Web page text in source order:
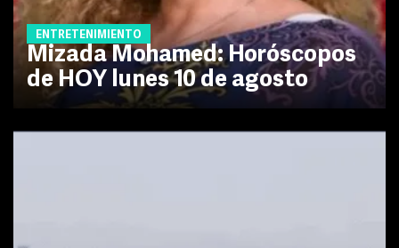
ENTRETENIMIENTO
Mizada Mohamed: Horóscopos
de HOY lunes 10 de agosto